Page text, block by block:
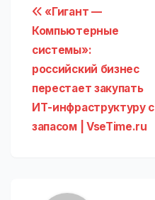
Навигация
по
записям
«Гигант —
Компьютерные
системы»:
российский бизнес
перестает закупать
ИТ-инфраструктуру с
запасом | VseTime.ru